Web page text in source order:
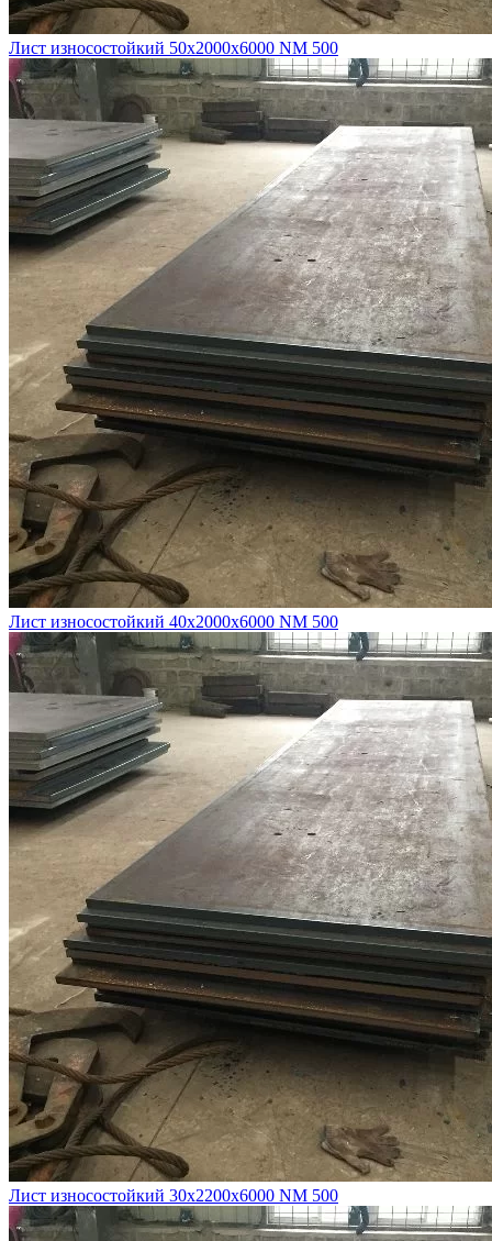
Лист износостойкий 50х2000х6000 NM 500
Лист износостойкий 40х2000х6000 NM 500
Лист износостойкий 30х2200х6000 NM 500